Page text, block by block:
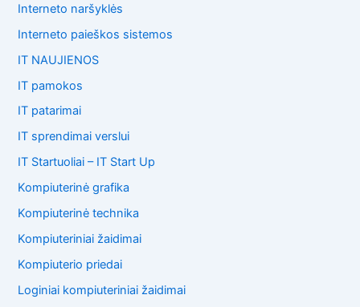
Interneto naršyklės
Interneto paieškos sistemos
IT NAUJIENOS
IT pamokos
IT patarimai
IT sprendimai verslui
IT Startuoliai – IT Start Up
Kompiuterinė grafika
Kompiuterinė technika
Kompiuteriniai žaidimai
Kompiuterio priedai
Loginiai kompiuteriniai žaidimai